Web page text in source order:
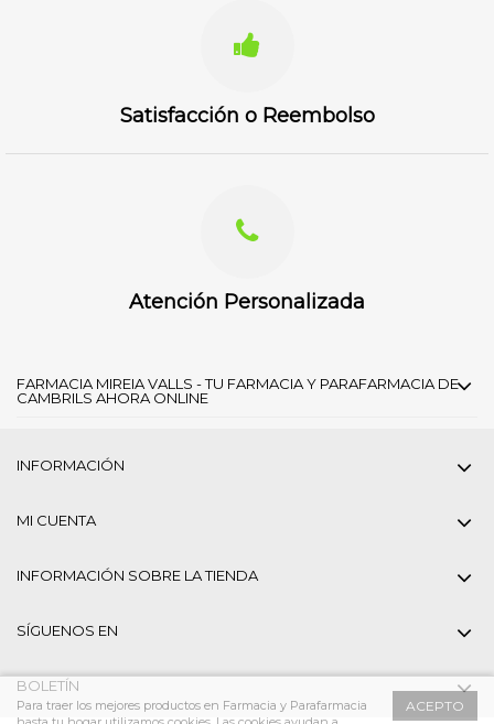
Satisfacción o Reembolso
Atención Personalizada
FARMACIA MIREIA VALLS - TU FARMACIA Y PARAFARMACIA DE
CAMBRILS AHORA ONLINE
INFORMACIÓN
MI CUENTA
INFORMACIÓN SOBRE LA TIENDA
SÍGUENOS EN
BOLETÍN
ACEPTO
Para traer los mejores productos en Farmacia y Parafarmacia